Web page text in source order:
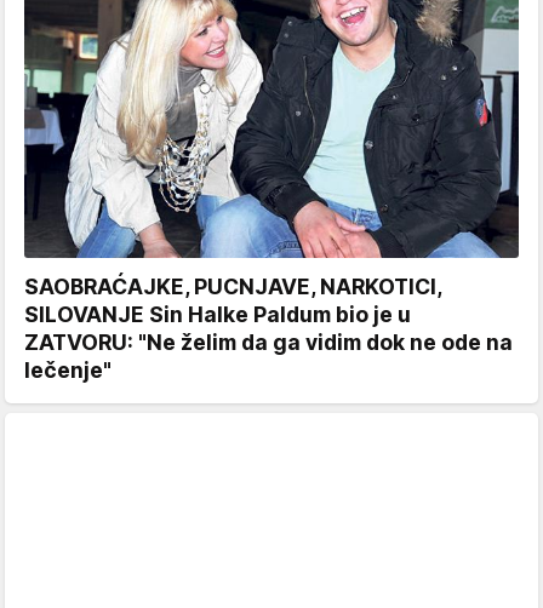
SAOBRAĆAJKE, PUCNJAVE, NARKOTICI,
SILOVANJE Sin Halke Paldum bio je u
ZATVORU: "Ne želim da ga vidim dok ne ode na
lečenje"